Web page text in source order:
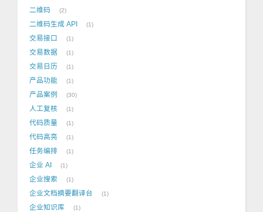
二维码 2
二维码生成 API 1
交易接口 1
交易数据 1
交易日历 1
产品功能 1
产品案例 30
人工复核 1
代码质量 1
代码高亮 1
任务编排 1
企业 AI 1
企业搜索 1
企业文档摘要翻译台 1
企业知识库 1